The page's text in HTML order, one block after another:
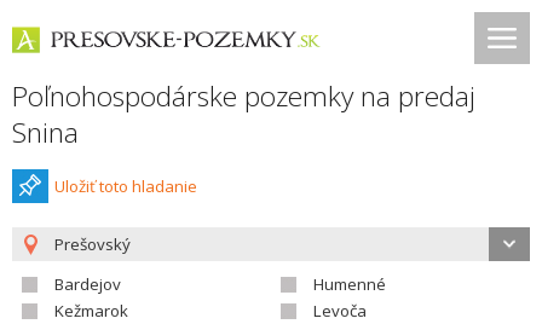
Poľnohospodárske pozemky na predaj
Snina
Uložiť toto hladanie
Prešovský
Bardejov
Humenné
Kežmarok
Levoča